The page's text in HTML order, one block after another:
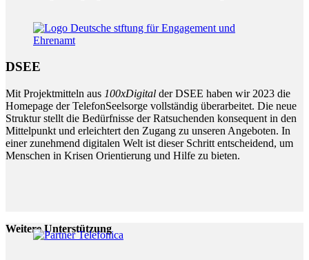
DSEE
Mit Projektmitteln aus 100xDigital der DSEE haben wir 2023 die
Homepage der TelefonSeelsorge vollständig überarbeitet. Die neue
Struktur stellt die Bedürfnisse der Ratsuchenden konsequent in den
Mittelpunkt und erleichtert den Zugang zu unseren Angeboten. In
einer zunehmend digitalen Welt ist dieser Schritt entscheidend, um
Menschen in Krisen Orientierung und Hilfe zu bieten.
Weitere Unterstützung